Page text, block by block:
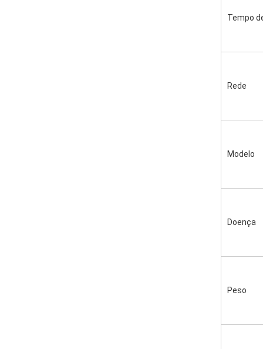
Tempo
Rede
Modelo
Doença
Peso